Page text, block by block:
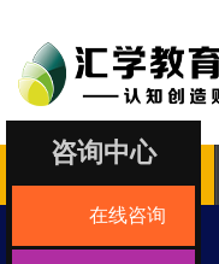
汇学首页
咨询中心
在线咨询